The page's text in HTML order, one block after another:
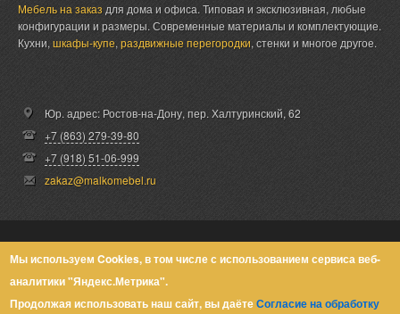
Мебель на заказ для дома и офиса. Типовая и эксклюзивная, любые
конфигурации и размеры. Современные материалы и комплектующие.
Кухни, шкафы-купе, раздвижные перегородки, стенки и многое другое.
Юр. адрес: Ростов-на-Дону, пер. Халтуринский, 62
+7 (863) 279-39-80
+7 (918) 51-06-999
zakaz@malkomebel.ru
© Малко-Мебель 2013-2026
Политика конфиденциальности
Мы используем Cookies, в том числе с использованием сервиса веб-
аналитики "Яндекс.Метрика".
Продолжая использовать наш сайт, вы даётеСогласие на обработку